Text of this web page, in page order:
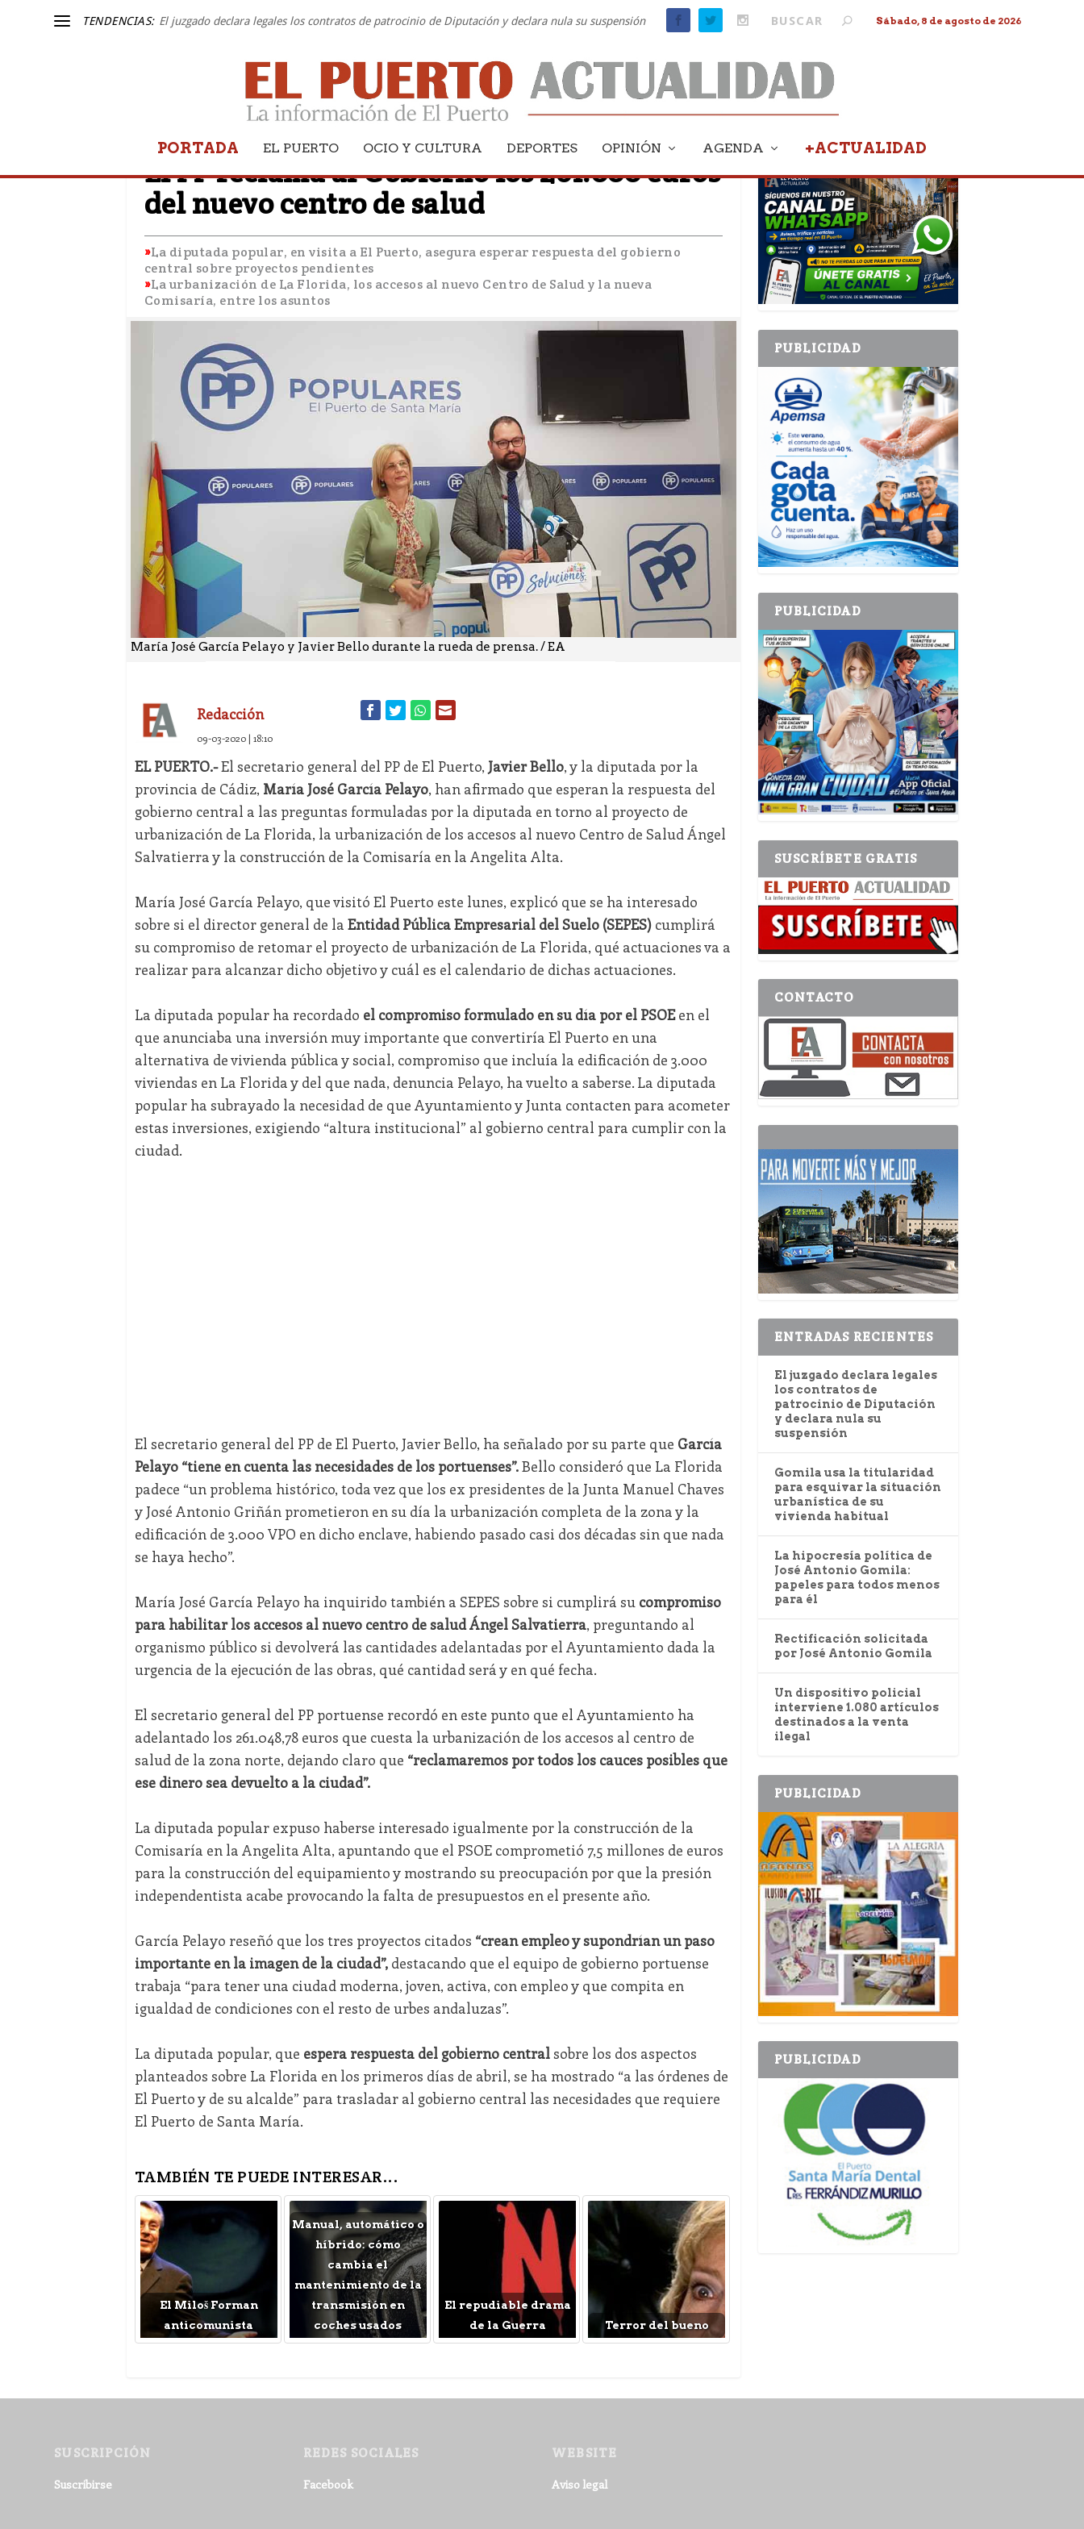
TENDENCIAS: El juzgado declara legales los contratos de patrocinio de Diputación y declara nula su suspensión Sábado, 8 de agosto de 2026
PORTADA EL PUERTO OCIO Y CULTURA DEPORTES OPINIÓN AGENDA +ACTUALIDAD
EL PUERTO
El PP reclama al Gobierno los 261.000 euros
del nuevo centro de salud
La diputada popular, en visita a El Puerto, asegura esperar respuesta del gobierno
central sobre proyectos pendientes
La urbanización de La Florida, los accesos al nuevo Centro de Salud y la nueva
Comisaría, entre los asuntos
María José García Pelayo y Javier Bello durante la rueda de prensa. / EA
Redacción
09-03-2020 | 18:10
EL PUERTO.-El secretario general del PP de El Puerto, Javier Bello, y la diputada por la
provincia de Cádiz, María José García Pelayo, han afirmado que esperan la respuesta del
gobierno central a las preguntas formuladas por la diputada en torno al proyecto de
urbanización de La Florida, la urbanización de los accesos al nuevo Centro de Salud Ángel
Salvatierra y la construcción de la Comisaría en la Angelita Alta.
María José García Pelayo, que visitó El Puerto este lunes, explicó que se ha interesado
sobre si el director general de la Entidad Pública Empresarial del Suelo (SEPES)cumplirá
su compromiso de retomar el proyecto de urbanización de La Florida, qué actuaciones va a
realizar para alcanzar dicho objetivo y cuál es el calendario de dichas actuaciones.
La diputada popular ha recordado el compromiso formulado en su día por el PSOEen el
que anunciaba una inversión muy importante que convertiría El Puerto en una
alternativa de vivienda pública y social, compromiso que incluía la edificación de 3.000
viviendas en La Florida y del que nada, denuncia Pelayo, ha vuelto a saberse. La diputada
popular ha subrayado la necesidad de que Ayuntamiento y Junta contacten para acometer
estas inversiones, exigiendo “altura institucional” al gobierno central para cumplir con la
ciudad.
El secretario general del PP de El Puerto, Javier Bello, ha señalado por su parte que García
Pelayo “tiene en cuenta las necesidades de los portuenses”.Bello consideró que La Florida
padece “un problema histórico, toda vez que los ex presidentes de la Junta Manuel Chaves
y José Antonio Griñán prometieron en su día la urbanización completa de la zona y la
edificación de 3.000 VPO en dicho enclave, habiendo pasado casi dos décadas sin que nada
se haya hecho”.
María José García Pelayo ha inquirido también a SEPES sobre si cumplirá sucompromiso
para habilitar los accesos al nuevo centro de salud Ángel Salvatierra, preguntando al
organismo público si devolverá las cantidades adelantadas por el Ayuntamiento dada la
urgencia de la ejecución de las obras, qué cantidad será y en qué fecha.
El secretario general del PP portuense recordó en este punto que el Ayuntamiento ha
adelantado los 261.048,78 euros que cuesta la urbanización de los accesos al centro de
salud de la zona norte, dejando claro que “reclamaremos por todos los cauces posibles que
ese dinero sea devuelto a la ciudad”.
La diputada popular expuso haberse interesado igualmente por la construcción de la
Comisaría en la Angelita Alta, apuntando que el PSOE comprometió 7,5 millones de euros
para la construcción del equipamiento y mostrando su preocupación por que la presión
independentista acabe provocando la falta de presupuestos en el presente año.
García Pelayo reseñó que los tres proyectos citados “crean empleo y supondrían un paso
importante en la imagen de la ciudad”,destacando que el equipo de gobierno portuense
trabaja “para tener una ciudad moderna, joven, activa, con empleo y que compita en
igualdad de condiciones con el resto de urbes andaluzas”.
La diputada popular, que espera respuesta del gobierno centralsobre los dos aspectos
planteados sobre La Florida en los primeros días de abril, se ha mostrado “a las órdenes de
El Puerto y de su alcalde” para trasladar al gobierno central las necesidades que requiere
El Puerto de Santa María.
TAMBIÉN TE PUEDE INTERESAR...
El Miloš Forman
anticomunista
Manual, automático o
híbrido: cómo
cambia el
mantenimiento de la
transmisión en
coches usados
El repudiable drama
de la Guerra
Terror del bueno
PUBLICIDAD
PUBLICIDAD
PUBLICIDAD
SUSCRÍBETE GRATIS
CONTACTO
ENTRADAS RECIENTES
El juzgado declara legales
los contratos de
patrocinio de Diputación
y declara nula su
suspensión
Gomila usa la titularidad
para esquivar la situación
urbanística de su
vivienda habitual
La hipocresía política de
José Antonio Gomila:
papeles para todos menos
para él
Rectificación solicitada
por José Antonio Gomila
Un dispositivo policial
interviene 1.080 artículos
destinados a la venta
ilegal
PUBLICIDAD
PUBLICIDAD
SUSCRIPCIÓN
Suscribirse
REDES SOCIALES
Facebook
WEBSITE
Aviso legal